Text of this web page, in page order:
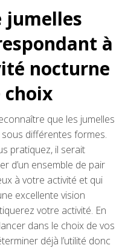
jumelles
à
nocturne
choix
que les jumelles
différentes formes.
pratiquez, il serait
d’un ensemble de pair
à votre activité et qui
excellente vision
votre activité. En
dans le choix de vos
déjà l’utilité donc